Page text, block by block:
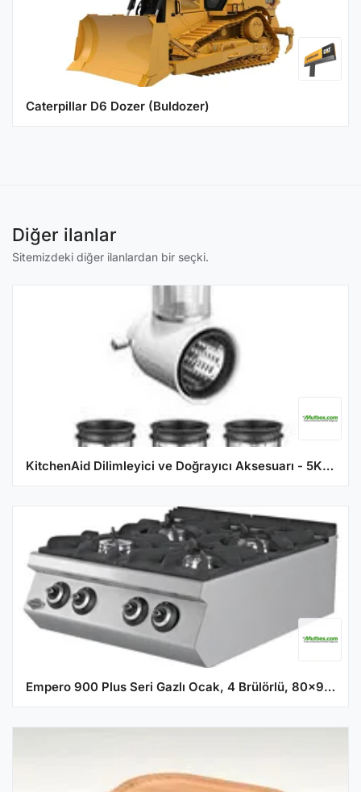
Caterpillar D6 Dozer (Buldozer)
Diğer ilanlar
Sitemizdeki diğer ilanlardan bir seçki.
KitchenAid Dilimleyici ve Doğrayıcı Aksesuarı - 5KSMVSA
Empero 900 Plus Seri Gazlı Ocak, 4 Brülörlü, 80x90x30 cm